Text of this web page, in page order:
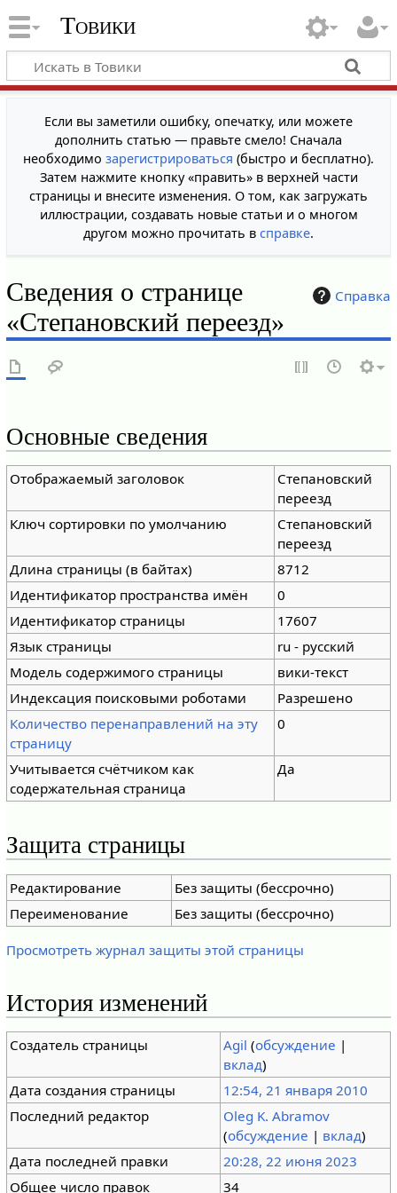
Товики
Если вы заметили ошибку, опечатку, или можете
дополнить статью — правьте смело! Сначала
необходимо зарегистрироваться (быстро и бесплатно).
Затем нажмите кнопку «править» в верхней части
страницы и внесите изменения. О том, как загружать
иллюстрации, создавать новые статьи и о многом
другом можно прочитать в справке.
Справка
Сведения о странице
«Степановский переезд»
Основные сведения
Отображаемый заголовок
Степановский
переезд
Ключ сортировки по умолчанию
Степановский
переезд
Длина страницы (в байтах)
8712
Идентификатор пространства имён
0
Идентификатор страницы
17607
Язык страницы
ru - русский
Модель содержимого страницы
вики-текст
Индексация поисковыми роботами
Разрешено
Количество перенаправлений на эту
страницу
0
Учитывается счётчиком как
содержательная страница
Да
Защита страницы
Редактирование
Без защиты (бессрочно)
Переименование
Без защиты (бессрочно)
Просмотреть журнал защиты этой страницы
История изменений
Создатель страницы Agil (обсуждение |
вклад)
Дата создания страницы
12:54, 21 января 2010
Последний редактор
Oleg K. Abramov
(обсуждение | вклад)
Дата последней правки
20:28, 22 июня 2023
Общее число правок
34